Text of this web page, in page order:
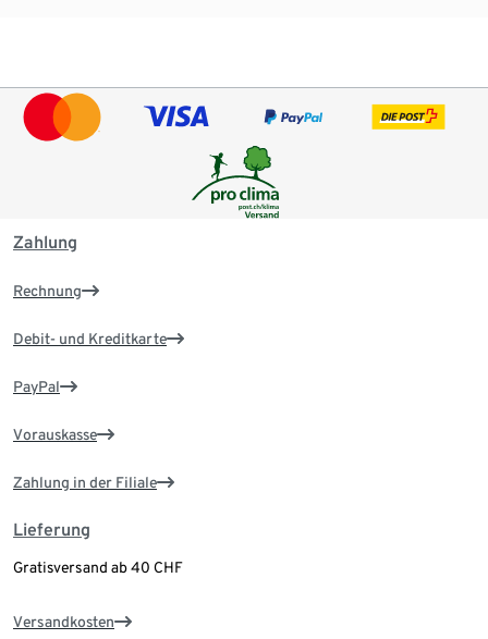
Zahlung
Rechnung
Debit- und Kreditkarte
PayPal
Vorauskasse
Zahlung in der Filiale
Lieferung
Gratisversand ab 40 CHF
Versandkosten